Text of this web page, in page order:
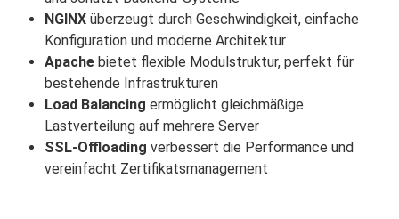
NGINX überzeugt durch Geschwindigkeit, einfache
Konfiguration und moderne Architektur
Apache bietet flexible Modulstruktur, perfekt für
bestehende Infrastrukturen
Load Balancing ermöglicht gleichmäßige
Lastverteilung auf mehrere Server
SSL-Offloading verbessert die Performance und
vereinfacht Zertifikatsmanagement